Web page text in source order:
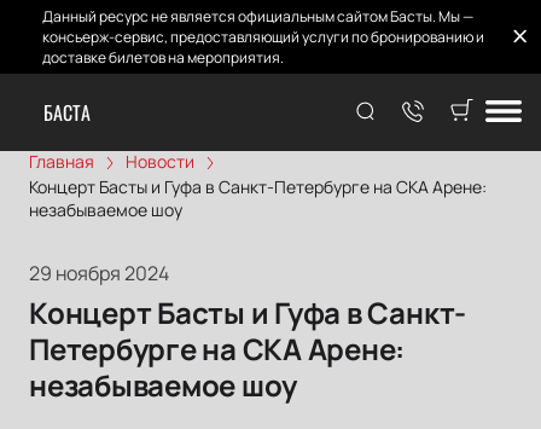
Данный ресурс не является официальным сайтом Басты. Мы —
консьерж-сервис, предоставляющий услуги по бронированию и
доставке билетов на мероприятия.
БАСТА
Главная
Новости
Концерт Басты и Гуфа в Санкт-Петербурге на СКА Арене:
незабываемое шоу
29 ноября 2024
Концерт Басты и Гуфа в Санкт-
Петербурге на СКА Арене:
незабываемое шоу